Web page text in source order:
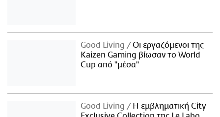
Good Living
Οι εργαζόμενοι της
Kaizen Gaming βίωσαν το World
Cup από "μέσα"
Good Living
Η εμβληματική City